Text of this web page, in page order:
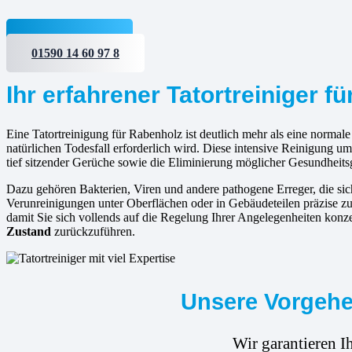
Jetzt anfragen
01590 14 60 97 8
Ihr erfahrener Tatortreiniger
Eine Tatortreinigung für Rabenholz ist deutlich mehr als eine
natürlichen Todesfall erforderlich wird. Diese intensive Reinigung
tief sitzender Gerüche sowie die Eliminierung möglicher
Dazu gehören Bakterien, Viren und andere pathogene Erreger, die
Verunreinigungen unter Oberflächen oder in Gebäudeteilen präzise
damit Sie sich vollends auf die Regelung Ihrer Angelegenheiten
Zustand zurückzuführen.
Unsere
Wir garantieren